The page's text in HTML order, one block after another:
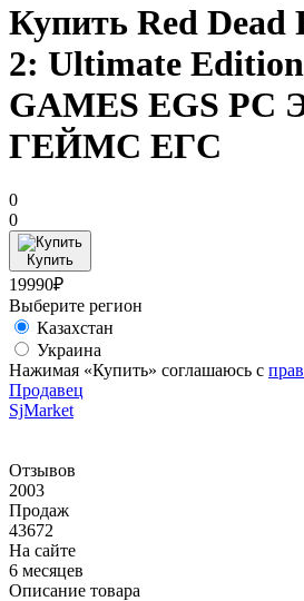
Купить Red Dead
2: Ultimate
GAMES EGS
ГЕЙМС ЕГС
0
0
Купить
19990₽
Выберите регион
Казахстан
Украина
Нажимая «Купить» соглашаюсь с
Продавец
SjMarket
Отзывов
2003
Продаж
43672
На сайте
6 месяцев
Описание товара